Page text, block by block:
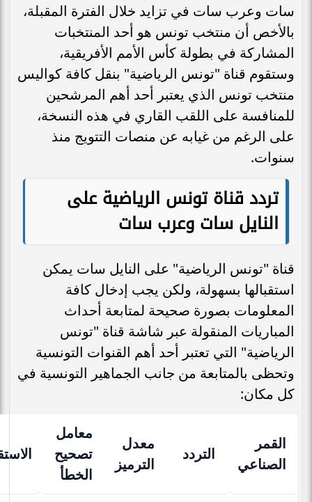
سات وعرب سات في تزايد خلال الفترة المقبلة،
بالأخص أن منتخب تونس هو أحد المنتخبات
المشاركة في بطولة كأس الأمم الأفريقية،
وستقوم قناة "تونس الرياضية" بنقل كافة كواليس
منتخب تونس الذي يعتبر أحد أهم المرشحين
للمنافسة على اللقب القاري في هذه النسخة،
على الرغم من غيابه عن منصات التتويج منذ
سنوات.
تردد قناة تونس الرياضية على
النايل سات وعرب سات
قناة "تونس الرياضية" على النايل سات يمكن
استقبالها بسهولة، ولكن يجب إدخال كافة
المعلومات بصورة صحيحة لمتابعة أحداث
المباريات المنقولة عبر شاشة قناة "تونس
الرياضية" التي تعتبر أحد أهم القنوات التونسية
وتحظى بالمتابعة من جانب الجماهير التونسية في
كل مكان:
القمر
الصناعي
التردد
معدل
الترميز
معامل
تصحيح
الخطأ